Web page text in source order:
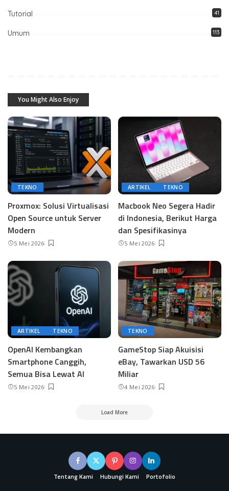
Tutorial 41
Umum 113
You Might Also Enjoy
TEKNO
Proxmox: Solusi Virtualisasi
Open Source untuk Server
Modern
5 Mei 2026
ARTIKEL TEKNO
Macbook Neo Segera Hadir
di Indonesia, Berikut Harga
dan Spesifikasinya
5 Mei 2026
ARTIKEL TEKNO
OpenAI Kembangkan
Smartphone Canggih,
Semua Bisa Lewat AI
5 Mei 2026
TEKNO
GameStop Siap Akuisisi
eBay, Tawarkan USD 56
Miliar
4 Mei 2026
Load More
Tentang Kami Hubungi Kami Portofolio